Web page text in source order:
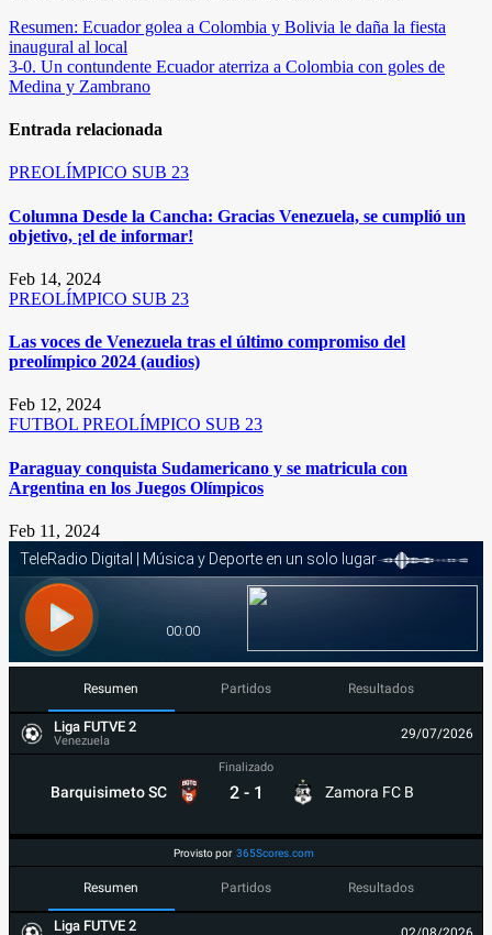
Navegación
de
entradas
Resumen: Ecuador golea a Colombia y Bolivia le daña la fiesta
inaugural al local
3-0. Un contundente Ecuador aterriza a Colombia con goles de
Medina y Zambrano
Entrada relacionada
PREOLÍMPICO SUB 23
Columna Desde la Cancha: Gracias Venezuela, se cumplió un
objetivo, ¡el de informar!
Feb 14, 2024
PREOLÍMPICO SUB 23
Las voces de Venezuela tras el último compromiso del
preolímpico 2024 (audios)
Feb 12, 2024
FUTBOL PREOLÍMPICO SUB 23
Paraguay conquista Sudamericano y se matricula con
Argentina en los Juegos Olímpicos
Feb 11, 2024
Resumen Partidos Resultados
Liga FUTVE 2
Venezuela 29/07/2026
Barquisimeto SC
Finalizado
2 - 1 Zamora FC B
Provisto por 365Scores.com
Resumen Partidos Resultados
Liga FUTVE 2